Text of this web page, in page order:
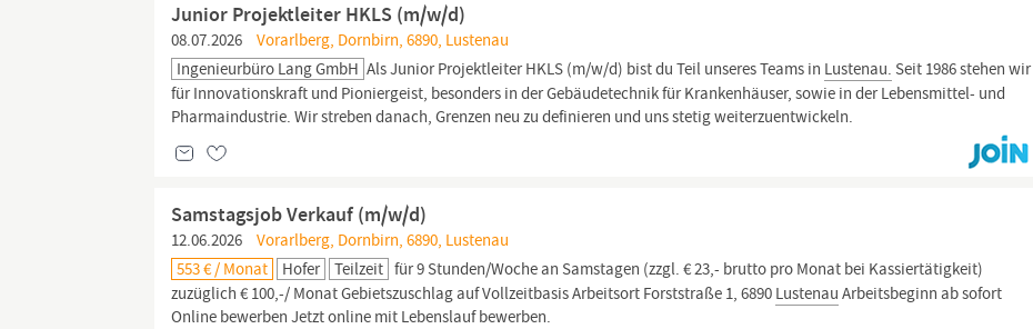
Junior Projektleiter HKLS (m/w/d)
08.07.2026
Vorarlberg, Dornbirn, 6890, Lustenau
Ingenieurbüro Lang GmbH Als Junior Projektleiter HKLS (m/w/d) bist du Teil unseres Teams in Lustenau. Seit 1986 stehen wir
für Innovationskraft und Pioniergeist, besonders in der Gebäudetechnik für Krankenhäuser, sowie in der Lebensmittel- und
Pharmaindustrie. Wir streben danach, Grenzen neu zu definieren und uns stetig weiterzuentwickeln.
Samstagsjob Verkauf (m/w/d)
12.06.2026
Vorarlberg, Dornbirn, 6890, Lustenau
553 € / Monat
Hofer Teilzeit für 9 Stunden/Woche an Samstagen (zzgl. € 23,- brutto pro Monat bei Kassiertätigkeit)
zuzüglich € 100,-/ Monat Gebietszuschlag auf Vollzeitbasis Arbeitsort Forststraße 1, 6890 Lustenau Arbeitsbeginn ab sofort
Online bewerben Jetzt online mit Lebenslauf bewerben.